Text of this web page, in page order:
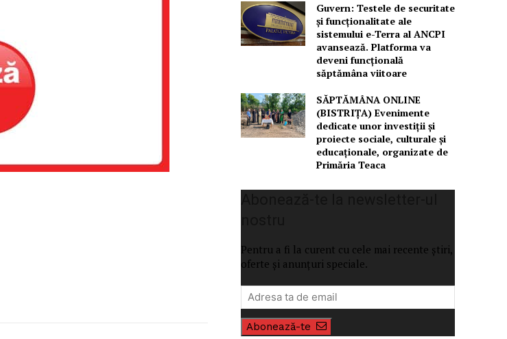
PRESShub
Despre noi / Echipa
Rețea
Guvern: Testele de securitate
și funcționalitate ale
sistemului e-Terra al ANCPI
avansează. Platforma va
deveni funcțională
săptămâna viitoare
SĂPTĂMÂNA ONLINE
(BISTRIȚA) Evenimente
dedicate unor investiții și
proiecte sociale, culturale și
educaționale, organizate de
Primăria Teaca
Pentru a fi la curent cu cele mai recente știri,
oferte și anunțuri speciale.
Abonează-te